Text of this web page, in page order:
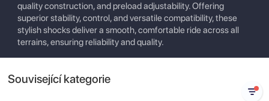
quality construction, and preload adjustability. Offering
superior stability, control, and versatile compatibility, these
stylish shocks deliver a smooth, comfortable ride across all
terrains, ensuring reliability and quality.
Související kategorie